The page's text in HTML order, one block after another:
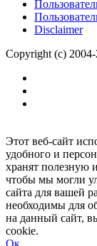
Размещение
Обратная
Copyright (c) 2004-
Этот веб-сайт
удобного и
хранят полезную
чтобы мы могли
сайта для вашей